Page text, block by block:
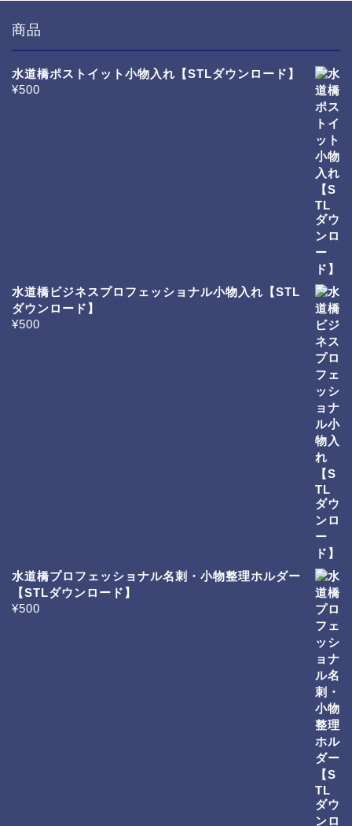
商品
水道橋ポストイット小物入れ【STLダウンロード】
¥500
水道橋ビジネスプロフェッショナル小物入れ【STL
ダウンロード】
¥500
水道橋プロフェッショナル名刺・小物整理ホルダー
【STLダウンロード】
¥500